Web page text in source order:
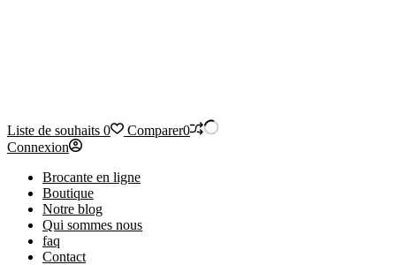
Liste de souhaits 0 Comparer0
Connexion
Brocante en ligne
Boutique
Notre blog
Qui sommes nous
faq
Contact